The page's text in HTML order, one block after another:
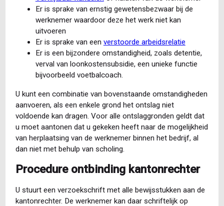
Er is sprake van ernstig gewetensbezwaar bij de
werknemer waardoor deze het werk niet kan
uitvoeren
Er is sprake van een verstoorde arbeidsrelatie
Er is een bijzondere omstandigheid, zoals detentie,
verval van loonkostensubsidie, een unieke functie
bijvoorbeeld voetbalcoach.
U kunt een combinatie van bovenstaande omstandigheden
aanvoeren, als een enkele grond het ontslag niet
voldoende kan dragen. Voor alle ontslaggronden geldt dat
u moet aantonen dat u gekeken heeft naar de mogelijkheid
van herplaatsing van de werknemer binnen het bedrijf, al
dan niet met behulp van scholing.
Procedure ontbinding kantonrechter
U stuurt een verzoekschrift met alle bewijsstukken aan de
kantonrechter. De werknemer kan daar schriftelijk op